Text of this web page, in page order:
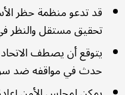
قد تدعو منظمة حظر
تحقيق مستقل والنظر
يتوقع أن يصطف
حدث في مواقفه ضد